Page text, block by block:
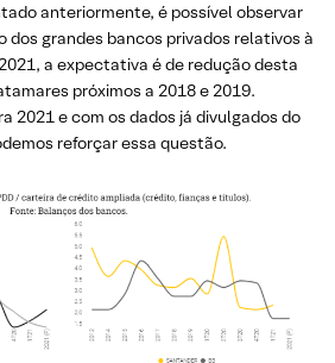
anteriormente, é possível observar
dos grandes bancos privados relativos à
a expectativa é de redução desta
próximos a 2018 e 2019.
2021 e com os dados já divulgados do
reforçar essa questão.